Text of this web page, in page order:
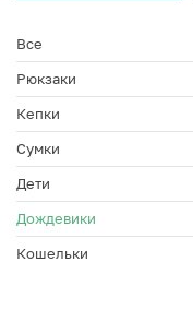
Все
Рюкзаки
Кепки
Сумки
Дети
Дождевики
Кошельки